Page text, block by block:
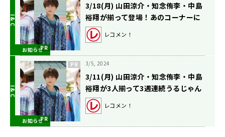
お知らせ
3/18(月) 山田涼介・知念侑李・中島
裕翔が揃って登場！あのコーナーに
三人が挑戦した結果？
レコメン！
お知らせ
3/5, 2024
3/11(月) 山田涼介・知念侑李・中島
裕翔が3人揃って3週連続うるじゃん
に登場！
レコメン！